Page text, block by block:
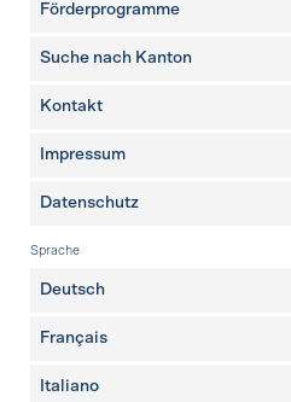
Förderprogramme
Suche nach Kanton
weitere Seiten
Kontakt
Impressum
Datenschutz
Sprache
Deutsch
Français
Italiano